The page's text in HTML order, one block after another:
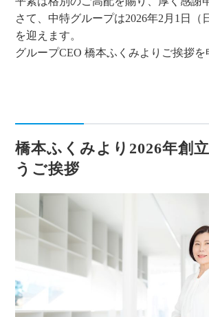
さて、中特グループは2026年2月1日（
を迎えます。
グループCEO 橋本ふくみよりご挨拶を
橋本ふくみより2026年創
うご挨拶